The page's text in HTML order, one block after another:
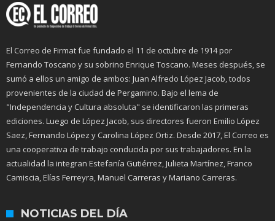
El Correo de Firmat fue fundado el 11 de octubre de 1914 por
Fernando Toscano y su sobrino Enrique Toscano. Meses después, se
sumó a ellos un amigo de ambos: Juan Alfredo López Jacob, todos
provenientes de la ciudad de Pergamino. Bajo el lema de
"Independencia y Cultura absoluta" se identificaron las primeras
ediciones. Luego de López Jacob, sus directores fueron Emilio López
Saez, Fernando López y Carolina López Ortiz. Desde 2017, El Correo es
una cooperativa de trabajo conducida por sus trabajadores. En la
actualidad la integran Estefanía Gutiérrez, Julieta Martínez, Franco
Camiscia, Elías Ferreyra, Manuel Carreras y Mariano Carreras.
NOTICIAS DEL DÍA